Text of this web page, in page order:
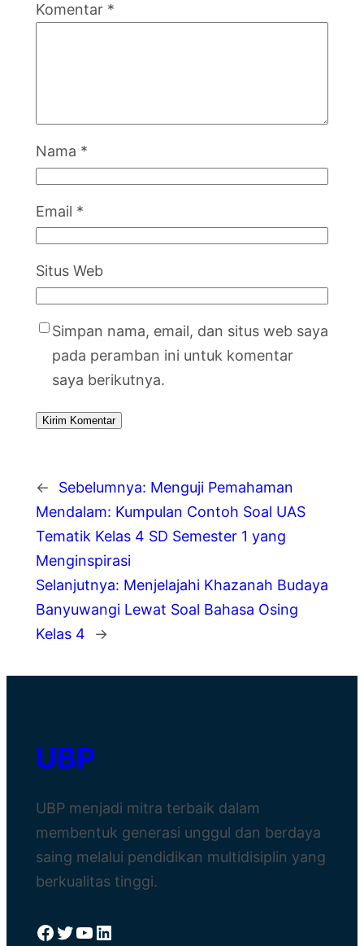
Komentar *
Nama *
Email *
Situs Web
Simpan nama, email, dan situs web saya
pada peramban ini untuk komentar
saya berikutnya.
← Sebelumnya: Menguji Pemahaman
Mendalam: Kumpulan Contoh Soal UAS
Tematik Kelas 4 SD Semester 1 yang
Menginspirasi
Selanjutnya: Menjelajahi Khazanah Budaya
Banyuwangi Lewat Soal Bahasa Osing
Kelas 4
→
UBP
UBP menjadi mitra terbaik dalam
membentuk generasi unggul dan berdaya
saing melalui pendidikan multidisiplin yang
berkualitas tinggi.
Facebook Twitter YouTube LinkedIn